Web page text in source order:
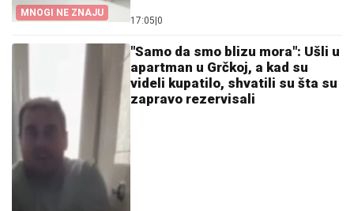
MNOGI NE ZNAJU
17:05 0
"Samo da smo blizu mora": Ušli u
apartman u Grčkoj, a kad su
videli kupatilo, shvatili su šta su
zapravo rezervisali